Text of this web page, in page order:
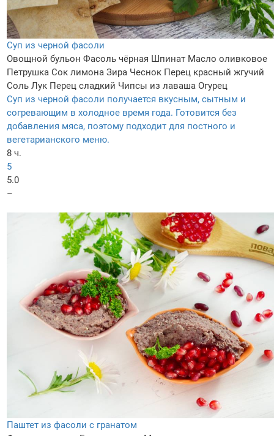
Суп из черной фасоли
Овощной бульон Фасоль чёрная Шпинат Масло оливковое
Петрушка Сок лимона Зира Чеснок Перец красный жгучий
Соль Лук Перец сладкий Чипсы из лаваша Огурец
Суп из черной фасоли получается вкусным, сытным и
согревающим в холодное время года. Готовится без
добавления мяса, поэтому подходит для постного и
вегетарианского меню.
8 ч.
5
5.0
–
Паштет из фасоли с гранатом